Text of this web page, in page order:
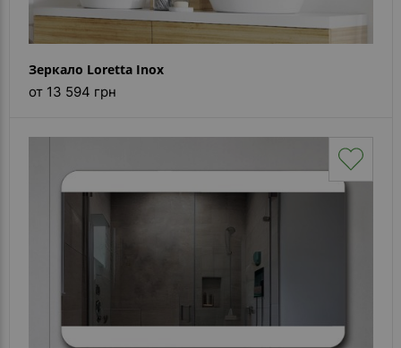
Зеркало Loretta Inox
от 13 594 грн